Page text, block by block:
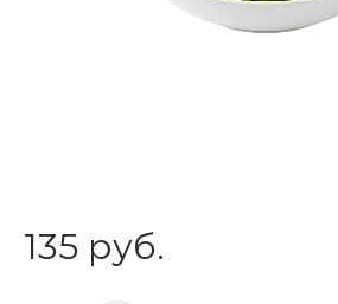
135 руб.